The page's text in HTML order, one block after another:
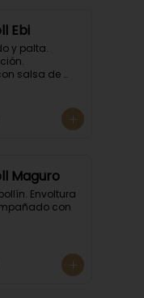
Ebi
y palta.
salsa de
Maguro
Envoltura
con